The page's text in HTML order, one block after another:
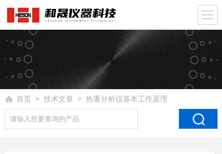
首页 > 技术文章 > 热重分析仪基本工作原理